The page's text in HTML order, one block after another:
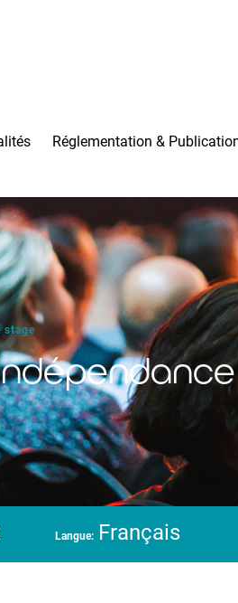
Réglementation &
stage
Langue: Français